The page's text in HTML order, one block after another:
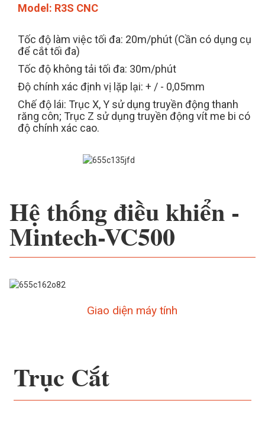
Model: R3S CNC
Tốc độ làm việc tối đa: 20m/phút (Cần có dụng cụ
để cắt tối đa)
Tốc độ không tải tối đa: 30m/phút
Độ chính xác định vị lặp lại: + / - 0,05mm
Chế độ lái: Trục X, Y sử dụng truyền động thanh
răng côn; Trục Z sử dụng truyền động vít me bi có
độ chính xác cao.
Hệ thống điều khiển -
Mintech-VC500
Giao diện máy tính
Trục Cắt